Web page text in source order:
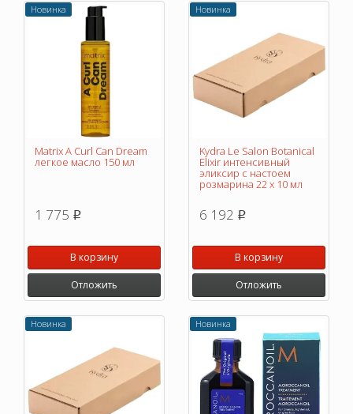
Новинка
Matrix A Curl Can Dream
легкое масло 150 мл
1 775 p
В корзину
Отложить
Новинка
Kydra Le Salon Botanical
Elixir интенсивный
эликсир с настоем
розмарина 22 х 10 мл
6 192 p
В корзину
Отложить
Новинка Новинка